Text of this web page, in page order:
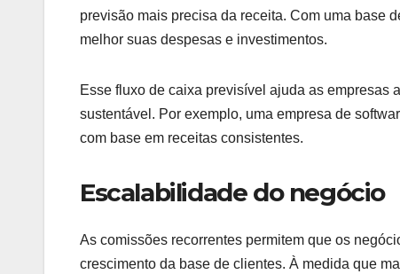
previsão mais precisa da receita. Com uma base
melhor suas despesas e investimentos.
Esse fluxo de caixa previsível ajuda as empresas
sustentável. Por exemplo, uma empresa de
com base em receitas consistentes.
Escalabilidade do negócio
As comissões recorrentes permitem que os
crescimento da base de clientes. À medida que